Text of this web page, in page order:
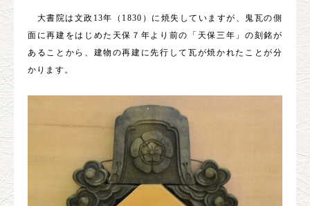
大書院は文政13年（1830）に焼失していますが、鬼瓦の側
面に再建をはじめた天保７年より前の「天保三年」の刻銘が
あることから、建物の再建に先行して瓦が焼かれたことが分
かります。